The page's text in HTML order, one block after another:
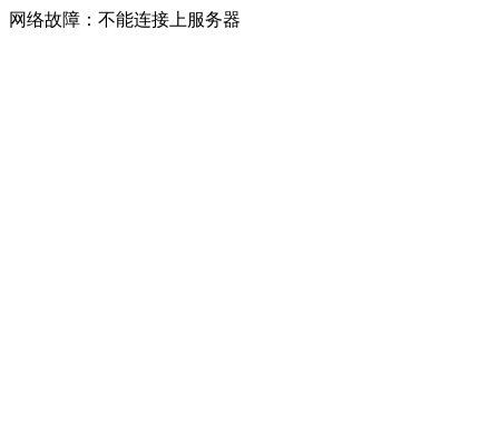
网络故障：不能连接上服务器